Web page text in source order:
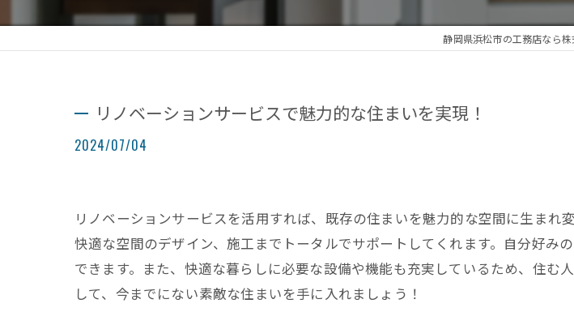
静岡県浜松市の工務店なら
リノベーションサービスで魅力的な住まいを実現！
2024/07/04
リノベーションサービスを活用すれば、既存の住まいを魅力的な空間に生ま
快適な空間のデザイン、施工までトータルでサポートしてくれます。自分好
できます。また、快適な暮らしに必要な設備や機能も充実しているため、住む
して、今までにない素敵な住まいを手に入れましょう！